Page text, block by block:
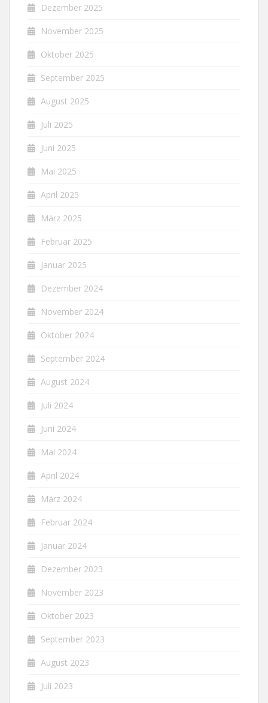
Dezember 2025
November 2025
Oktober 2025
September 2025
August 2025
Juli 2025
Juni 2025
Mai 2025
April 2025
März 2025
Februar 2025
Januar 2025
Dezember 2024
November 2024
Oktober 2024
September 2024
August 2024
Juli 2024
Juni 2024
Mai 2024
April 2024
März 2024
Februar 2024
Januar 2024
Dezember 2023
November 2023
Oktober 2023
September 2023
August 2023
Juli 2023